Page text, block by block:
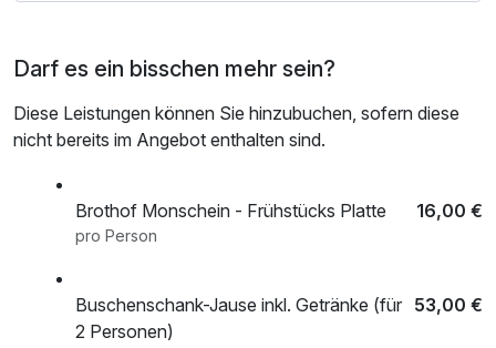
Sonnenuntergängen
Lese-/Kuschelei
° Wald-Regendusche
geeigneter Matratze
° Bettwäsche, Badetücher, Handtücher, Kuscheldecke
Ceranfelder), Kühlschrank, Gefrierfach, Geschirrspüler,
Dunstabzug, Nespresso Kaffeemaschine, Wasserkocher,
Eierkocher, Geschirr, Geschirrtücher
Darf es ein bisschen mehr sein?
Diese Leistungen können Sie hinzubuchen, sofern diese
nicht bereits im Angebot enthalten sind.
Brothof Monschein - Frühstücks Platte 16,00 €
pro Person
Buschenschank-Jause inkl. Getränke (für
2 Personen)
53,00 €